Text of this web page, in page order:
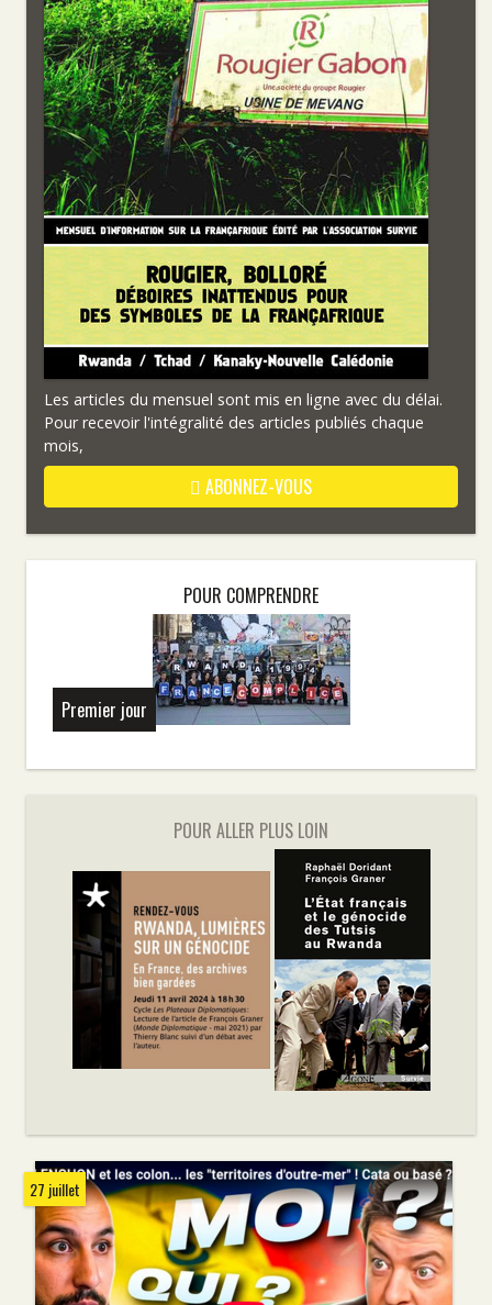
Les articles du mensuel sont mis en ligne avec du délai.
Pour recevoir l'intégralité des articles publiés chaque
mois,
ABONNEZ-VOUS
POUR COMPRENDRE
Premier jour
POUR ALLER PLUS LOIN
27 juillet